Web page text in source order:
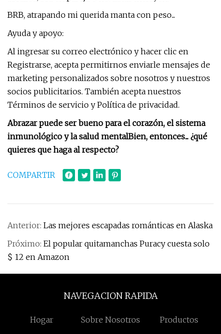
BRB, atrapando mi querida manta con peso...
Ayuda y apoyo:
Al ingresar su correo electrónico y hacer clic en
Registrarse, acepta permitirnos enviarle mensajes de
marketing personalizados sobre nosotros y nuestros
socios publicitarios. También acepta nuestros
Términos de servicio y Política de privacidad.
Abrazar puede ser bueno para el corazón, el sistema
inmunológico y la salud mentalBien, entonces... ¿qué
quieres que haga al respecto?
COMPARTIR
Anterior: Las mejores escapadas románticas en Alaska
Próximo: El popular quitamanchas Puracy cuesta solo
$ 12 en Amazon
NAVEGACION RAPIDA
Hogar Sobre Nosotros Productos